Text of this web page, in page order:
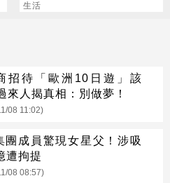
生活
招待「歐洲10日遊」該
來人揭真相：別做夢！
08 11:02)
團成員驚現女星父！涉吸
遭拘提
08 08:57)